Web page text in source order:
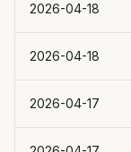
2026-04-18
2026-04-18
2026-04-17